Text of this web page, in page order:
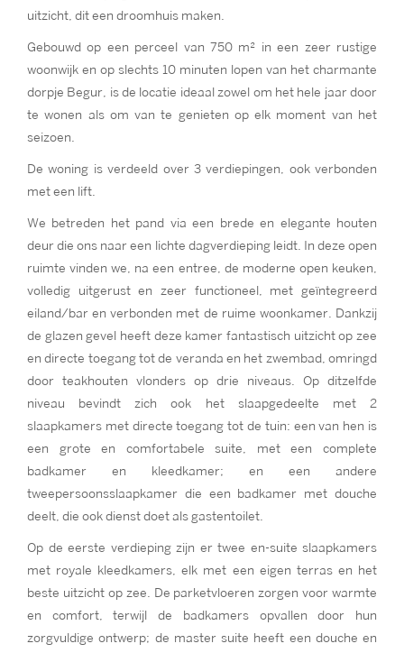
uitzicht, dit een droomhuis maken.
Gebouwd op een perceel van 750 m² in een zeer rustige
woonwijk en op slechts 10 minuten lopen van het charmante
dorpje Begur, is de locatie ideaal zowel om het hele jaar door
te wonen als om van te genieten op elk moment van het
seizoen.
De woning is verdeeld over 3 verdiepingen, ook verbonden
met een lift.
We betreden het pand via een brede en elegante houten
deur die ons naar een lichte dagverdieping leidt. In deze open
ruimte vinden we, na een entree, de moderne open keuken,
volledig uitgerust en zeer functioneel, met geïntegreerd
eiland/bar en verbonden met de ruime woonkamer. Dankzij
de glazen gevel heeft deze kamer fantastisch uitzicht op zee
en directe toegang tot de veranda en het zwembad, omringd
door teakhouten vlonders op drie niveaus. Op ditzelfde
niveau bevindt zich ook het slaapgedeelte met 2
slaapkamers met directe toegang tot de tuin: een van hen is
een grote en comfortabele suite, met een complete
badkamer en kleedkamer; en een andere
tweepersoonsslaapkamer die een badkamer met douche
deelt, die ook dienst doet als gastentoilet.
Op de eerste verdieping zijn er twee en-suite slaapkamers
met royale kleedkamers, elk met een eigen terras en het
beste uitzicht op zee. De parketvloeren zorgen voor warmte
en comfort, terwijl de badkamers opvallen door hun
zorgvuldige ontwerp; de master suite heeft een douche en